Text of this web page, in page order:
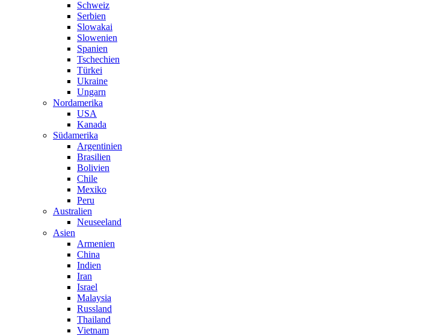
Schweiz
Serbien
Slowakai
Slowenien
Spanien
Tschechien
Türkei
Ukraine
Ungarn
Nordamerika
USA
Kanada
Südamerika
Argentinien
Brasilien
Bolivien
Chile
Mexiko
Peru
Australien
Neuseeland
Asien
Armenien
China
Indien
Iran
Israel
Malaysia
Russland
Thailand
Vietnam